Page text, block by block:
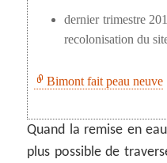
dernier trimestre
recolonisation du
Bimont fait peau neuve
Quand la remise en
plus possible de